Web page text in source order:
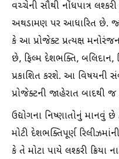
વચ્ચેની સૌથી નોંધપાત્ર
અથડામણ પર આધારિત છે.
કે આ પ્રોજેક્ટ પ્રત્યક્ષ
છે, ફિલ્મ દેશભક્તિ, બલિદાન,
પ્રકાશિત કરશે. આ વિષયની
પ્રોજેક્ટની જાહેરાત બાદથી
ઉદ્યોગના નિષ્ણાતોનું માનવું
મોટી દેશભક્તિપૂર્ણ
કે તે મોટા પાયે લશ્કરી ક્રિયા